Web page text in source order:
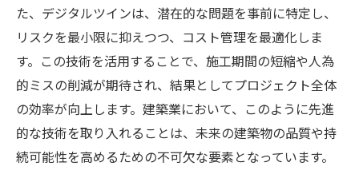
た、デジタルツインは、潜在的な問題を事前に特定し、
リスクを最小限に抑えつつ、コスト管理を最適化しま
す。この技術を活用することで、施工期間の短縮や人為
的ミスの削減が期待され、結果としてプロジェクト全体
の効率が向上します。建築業において、このように先進
的な技術を取り入れることは、未来の建築物の品質や持
続可能性を高めるための不可欠な要素となっています。